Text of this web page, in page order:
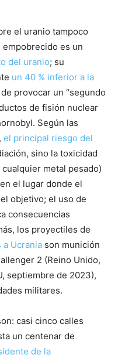
el uranio tampoco
es un
del uranio; su
un 40 % inferior a la
provocar un “segundo
de fisión nuclear
Según las
el principal riesgo del
sino la toxicidad
metal pesado)
el lugar donde el
objetivo; el uso de
consecuencias
los proyectiles de
Ucrania son munición
2 (Reino Unido,
septiembre de 2023),
militares.
casi cinco calles
un centenar de
de la